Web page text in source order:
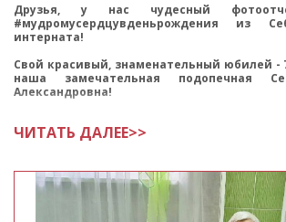
Друзья, у нас чудесный
#мудромусердцувденьрождения из
интерната!
Свой красивый, знаменательный юбилей -
наша замечательная подопечная
Александровна!
бухгалтер-к
ЧИТАТЬ ДАЛЕЕ>>